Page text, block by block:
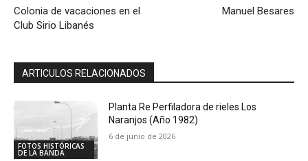
Colonia de vacaciones en el
Club Sirio Libanés
Manuel Besares
ARTICULOS RELACIONADOS
FOTOS HISTÓRICAS
DE LA BANDA
Planta Re Perfiladora de rieles Los
Naranjos (Año 1982)
6 de junio de 2026